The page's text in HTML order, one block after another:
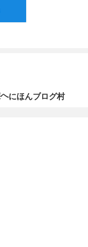
にほんブログ村